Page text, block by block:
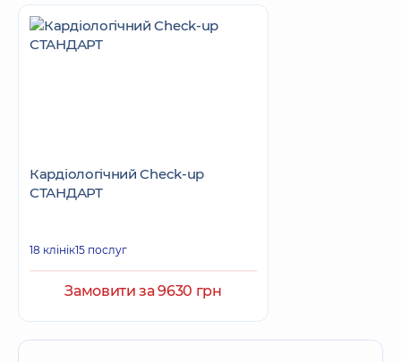
Кардіологічний Check-up
СТАНДАРТ
18 клінік15 послуг
Замовити за 9630 грн